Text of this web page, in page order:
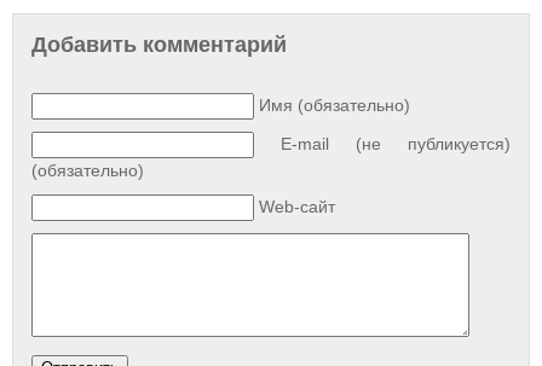
Добавить комментарий
Имя (обязательно)
E-mail (не публикуется)
(обязательно)
Web-сайт